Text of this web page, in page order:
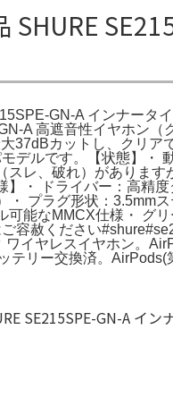
GN-A インナータ
A 高遮音性イヤホン
37dBカットし、クリ
デルです。【状態】・
レ、破れ）があります
・ ドライバー：高精
プラグ形状：3.5mm
能なMMCX仕様・ グ
容赦ください
イヤレスイヤホン。
リー交換済。AirPods(